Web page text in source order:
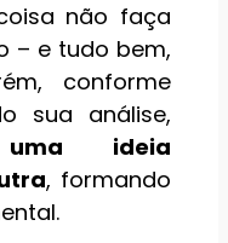
não faça
– e tudo bem,
conforme
sua análise,
ideia
, formando